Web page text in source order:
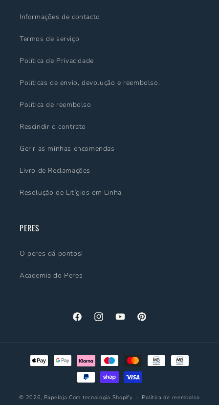
Informações de contacto
Termos de serviço
Política de Privacidade
Políticas de envio, devolução e reembolso.
Política de reembolso
Rescindir o contrato
Gerir as minhas encomendas
Livro de Reclamações
Resolução de Litígios em Linha
PERES
O peres dá pontos!
Academia do Peres
FacebookInstagramYouTubePinterest
Métodos
© 2026, Papeloja Com tecnologia Shopify Política de reembolso